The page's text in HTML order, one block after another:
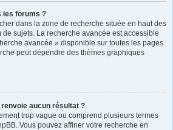
les forums ?
dans la zone de recherche située en haut des
de sujets. La recherche avancée est accessible
avancée » disponible sur toutes les pages
peut dépendre des thèmes graphiques
aucun résultat ?
trop vague ou comprend plusieurs termes
Vous pouvez affiner votre recherche en